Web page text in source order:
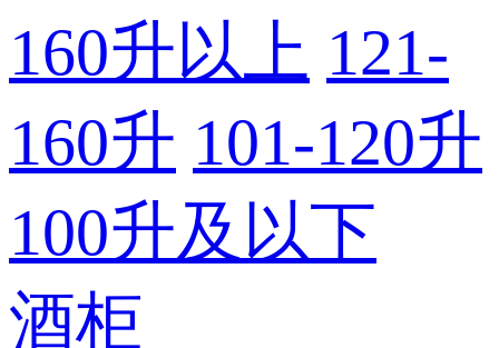
160升以上 121-
160升 101-120升
100升及以下
酒柜